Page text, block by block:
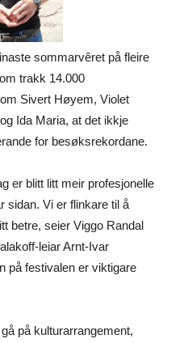
sommarvêret på fleire
trakk 14.000
Sivert Høyem, Violet
Ida Maria, at det ikkje
for besøksrekordane.
er blitt litt meir profesjonelle
sidan. Vi er flinkare til å
betre, seier Viggo Randal
leiar Arnt-Ivar
på festivalen er viktigare
på kulturarrangement,